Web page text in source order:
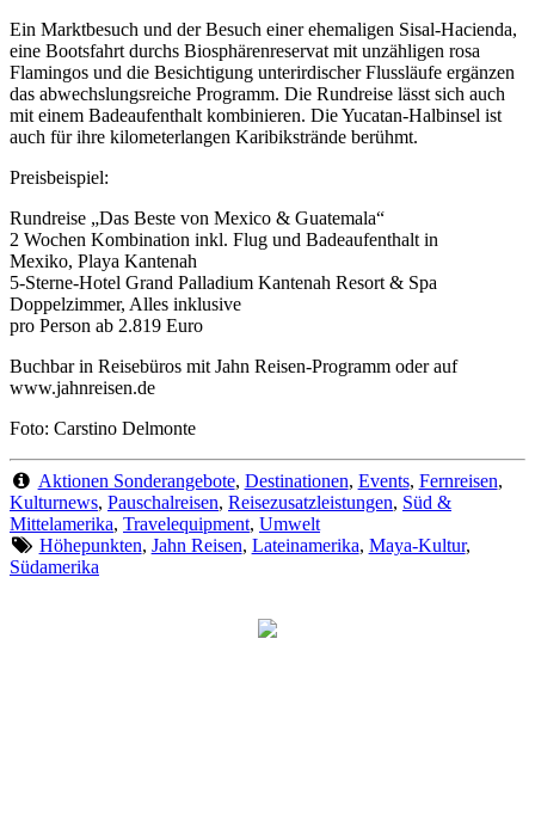
Ein Marktbesuch und der Besuch einer ehemaligen Sisal-Hacienda,
eine Bootsfahrt durchs Biosphärenreservat mit unzähligen rosa
Flamingos und die Besichtigung unterirdischer Flussläufe ergänzen
das abwechslungsreiche Programm. Die Rundreise lässt sich auch
mit einem Badeaufenthalt kombinieren. Die Yucatan-Halbinsel ist
auch für ihre kilometerlangen Karibikstrände berühmt.
Preisbeispiel:
Rundreise „Das Beste von Mexico & Guatemala“
2 Wochen Kombination inkl. Flug und Badeaufenthalt in
Mexiko, Playa Kantenah
5-Sterne-Hotel Grand Palladium Kantenah Resort & Spa
Doppelzimmer, Alles inklusive
pro Person ab 2.819 Euro
Buchbar in Reisebüros mit Jahn Reisen-Programm oder auf
www.jahnreisen.de
Foto: Carstino Delmonte
Aktionen Sonderangebote, Destinationen, Events, Fernreisen,
Kulturnews, Pauschalreisen, Reisezusatzleistungen, Süd &
Mittelamerika, Travelequipment, Umwelt
Höhepunkten, Jahn Reisen, Lateinamerika, Maya-Kultur,
Südamerika